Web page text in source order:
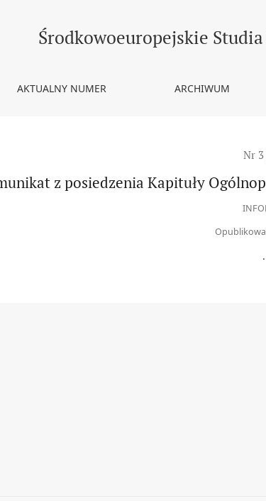
Ogólnopolskiego Konkursu im. Czesława
Środkowoeuropejskie
AKTUALNY NUMER ARCHIWUM
Nr 3
z posiedzenia Kapituły